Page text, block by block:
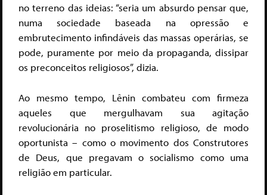
no terreno das ideias: “seria um absurdo pensar que,
numa sociedade baseada na opressão e
embrutecimento infindáveis das massas operárias, se
pode, puramente por meio da propaganda, dissipar
os preconceitos religiosos”, dizia.
Ao mesmo tempo, Lênin combateu com firmeza
aqueles que mergulhavam sua agitação
revolucionária no proselitismo religioso, de modo
oportunista – como o movimento dos Construtores
de Deus, que pregavam o socialismo como uma
religião em particular.